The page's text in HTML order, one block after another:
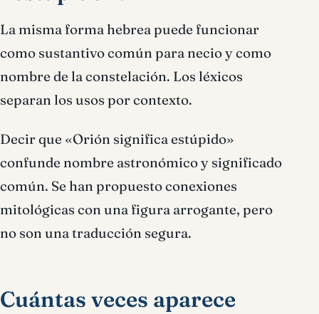
La misma forma hebrea puede funcionar
como sustantivo común para necio y como
nombre de la constelación. Los léxicos
separan los usos por contexto.
Decir que «Orión significa estúpido»
confunde nombre astronómico y significado
común. Se han propuesto conexiones
mitológicas con una figura arrogante, pero
no son una traducción segura.
Cuántas veces aparece